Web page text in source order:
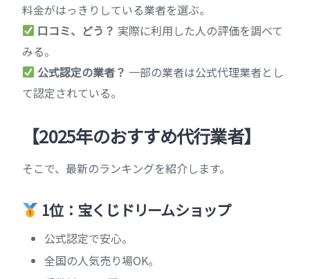
料金がはっきりしている業者を選ぶ。
口コミ、どう？ 実際に利用した人の評価を調べて
みる。
公式認定の業者？ 一部の業者は公式代理業者とし
て認定されている。
【2025年のおすすめ代行業者】
そこで、最新のランキングを紹介します。
1位：宝くじドリームショップ
公式認定で安心。
全国の人気売り場OK。